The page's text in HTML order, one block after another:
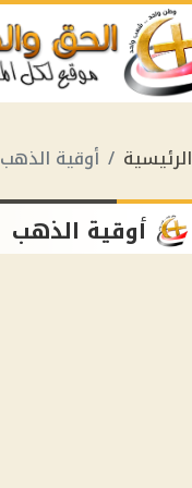
الرئيسية أوقية الذهب
أوقية الذهب